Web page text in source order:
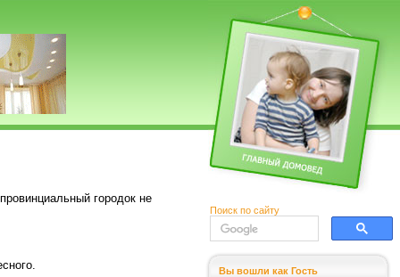
городок не
Поиск по сайту
Вы вошли как Гость